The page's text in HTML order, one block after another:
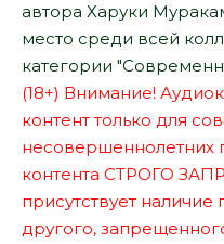
автора Харуки
место среди всей
категории
(18+) Внимание!
контент только для
несовершеннолетних
контента СТРОГО
присутствует
другого,